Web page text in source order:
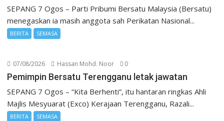
SEPANG 7 Ogos – Parti Pribumi Bersatu Malaysia (Bersatu)
menegaskan ia masih anggota sah Perikatan Nasional...
BERITA SEMASA
07/08/2026 Hassan Mohd. Noor 0
Pemimpin Bersatu Terengganu letak jawatan
SEPANG 7 Ogos – “Kita Berhenti”, itu hantaran ringkas Ahli
Majlis Mesyuarat (Exco) Kerajaan Terengganu, Razali...
BERITA SEMASA